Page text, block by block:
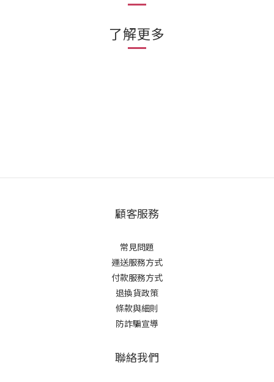
了解更多
顧客服務
常見問題
運送服務方式
付款服務方式
退換貨政策
條款與細則
防詐騙宣導
聯絡我們